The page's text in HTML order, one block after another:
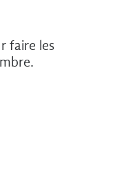
faire les